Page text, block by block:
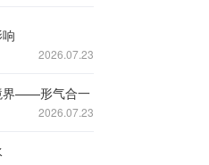
2026.07.23
界——形气合一
2026.07.23